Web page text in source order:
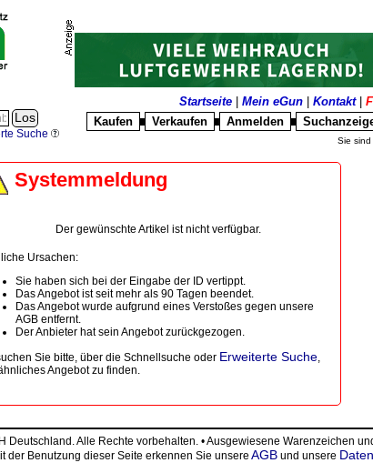
Suche
Startseite Mein eGun Kontakt|
Kaufen
Verkaufen Anmelden
Sie
Systemmeldung
Der gewünschte Artikel ist nicht verfügbar.
Ursachen:
Sie haben sich bei der Eingabe der ID vertippt.
Das Angebot ist seit mehr als 90 Tagen beendet.
Das Angebot wurde aufgrund eines Verstoßes gegen unsere
AGB entfernt.
Der Anbieter hat sein Angebot zurückgezogen.
Sie bitte, über die Schnellsuche oder Erweiterte Suche,
Angebot zu finden.
Deutschland. Alle Rechte vorbehalten. • Ausgewiesene Warenzeichen
der Benutzung dieser Seite erkennen Sie unsere AGBund unsere